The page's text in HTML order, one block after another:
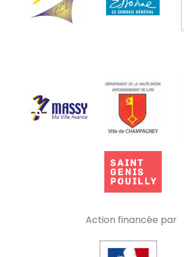
Action financée par